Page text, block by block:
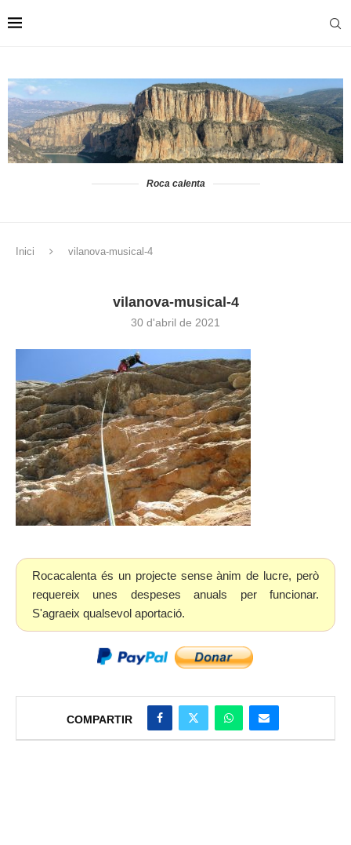
Roca calenta
Inici vilanova-musical-4
vilanova-musical-4
30 d'abril de 2021
Rocacalenta és un projecte sense ànim de lucre, però
requereix unes despeses anuals per funcionar.
S'agraeix qualsevol aportació.
COMPARTIR